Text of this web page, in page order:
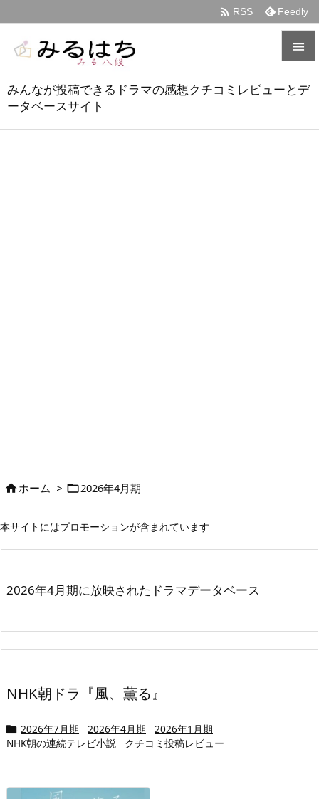
みんなが投稿できるドラマの感想クチコミレビューとデ
ータベースサイト

メニュ
 RSS Feedly
ホーム > 2026年4月期
本サイトにはプロモーションが含まれています
2026年4月期に放映されたドラマデータベース
NHK朝ドラ『風、薫る』
 2026年7月期 2026年4月期
2026年1月期
NHK朝の連続テレビ小説
クチコミ投稿レビュー